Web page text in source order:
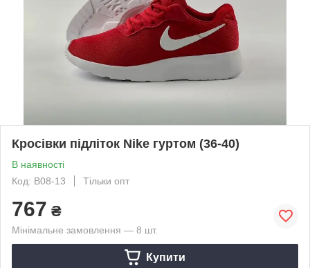
Кросівки підліток Nike гуртом (36-40)
В наявності
Код: B08-13
Тільки опт
767 ₴
Мінімальне замовлення — 8 шт.
Купити